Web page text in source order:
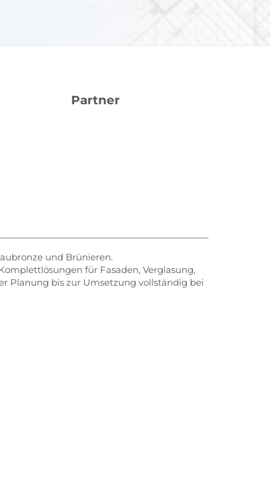
Partner
und Brünieren.
für Fasaden, Verglasung,
Planung bis zur Umsetzung vollständig bei